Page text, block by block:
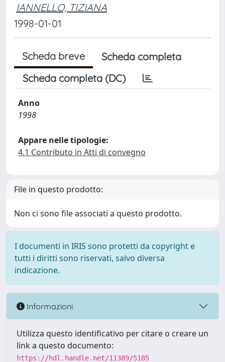
IANNELLO, TIZIANA
1998-01-01
Scheda breve
Scheda completa
Scheda completa (DC)
Anno
1998
Appare nelle tipologie:
4.1 Contributo in Atti di convegno
File in questo prodotto:
Non ci sono file associati a questo prodotto.
I documenti in IRIS sono protetti da copyright e
tutti i diritti sono riservati, salvo diversa
indicazione.
Informazioni
Utilizza questo identificativo per citare o creare un
link a questo documento:
https://hdl.handle.net/11389/5185